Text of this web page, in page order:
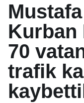
Kurban
70
trafik